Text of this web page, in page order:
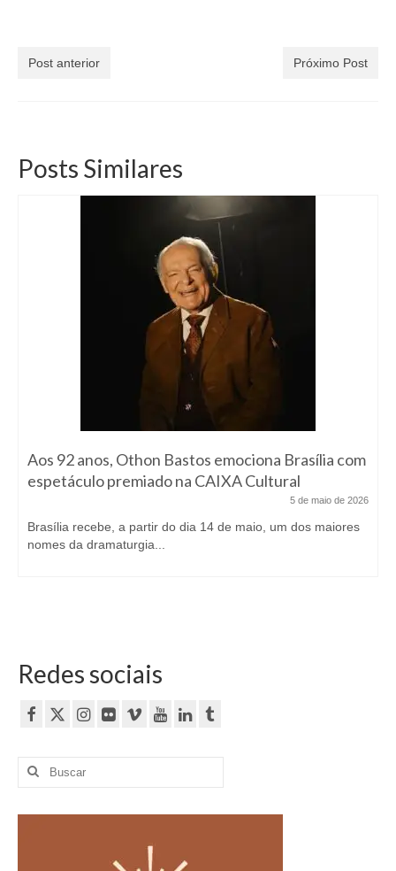
Post anterior Próximo Post
Posts Similares
Aos 92 anos, Othon Bastos emociona Brasília com
espetáculo premiado na CAIXA Cultural
5 de maio de 2026
Brasília recebe, a partir do dia 14 de maio, um dos maiores
nomes da dramaturgia...
Redes sociais
Buscar